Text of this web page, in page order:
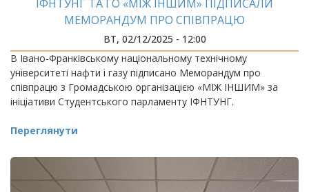
ІФНТУНГ ТА ГО «МІЖ ІНШИМ» ПІДПИСАЛИ
МЕМОРАНДУМ ПРО СПІВПРАЦЮ
ВТ, 02/12/2025 - 12:00
В Івано-Франківському національному технічному
університеті нафти і газу підписано Меморандум про
співпрацю з Громадською організацією «МІЖ ІНШИМ» за
ініціативи Студентського парламенту ІФНТУНГ.
Переглянути